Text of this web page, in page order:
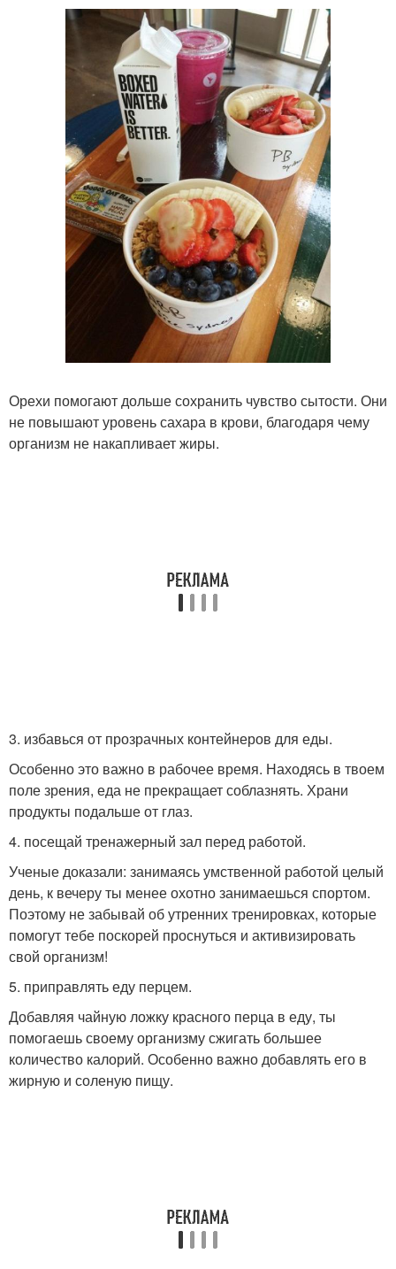
Орехи помогают дольше сохранить чувство сытости. Они
не повышают уровень сахара в крови, благодаря чему
организм не накапливает жиры.
3. избавься от прозрачных контейнеров для еды.
Особенно это важно в рабочее время. Находясь в твоем
поле зрения, еда не прекращает соблазнять. Храни
продукты подальше от глаз.
4. посещай тренажерный зал перед работой.
Ученые доказали: занимаясь умственной работой целый
день, к вечеру ты менее охотно занимаешься спортом.
Поэтому не забывай об утренних тренировках, которые
помогут тебе поскорей проснуться и активизировать
свой организм!
5. приправлять еду перцем.
Добавляя чайную ложку красного перца в еду, ты
помогаешь своему организму сжигать большее
количество калорий. Особенно важно добавлять его в
жирную и соленую пищу.